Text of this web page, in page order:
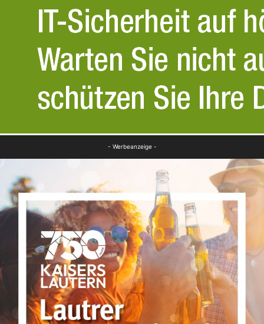
- Werbeanzeige -